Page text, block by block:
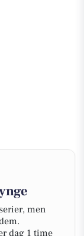
men
dag 1 time